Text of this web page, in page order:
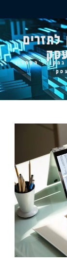
לתזרים
במקור: הפתרון